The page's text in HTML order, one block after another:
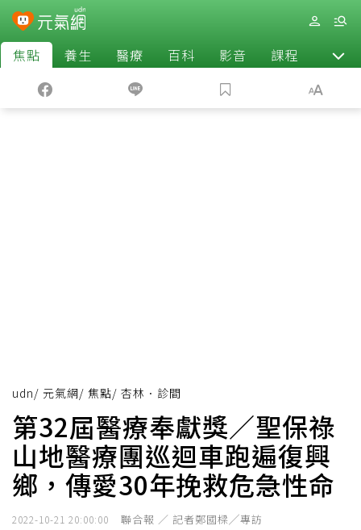
焦點 養生 醫療 百科 影音 課程 退休
udn/ 元氣網/ 焦點/ 杏林．診間
第32屆醫療奉獻獎／聖保祿
山地醫療團巡迴車跑遍復興
鄉，傳愛30年挽救危急性命
2022-10-21 20:00:00 聯合報 ／ 記者鄭國樑╱專訪